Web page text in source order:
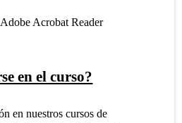
Acrobat Reader
en el curso?
en nuestros cursos de